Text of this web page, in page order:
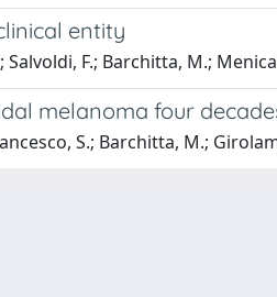
entity
F.; Barchitta, M.;
melanoma four
S.; Barchitta, M.;